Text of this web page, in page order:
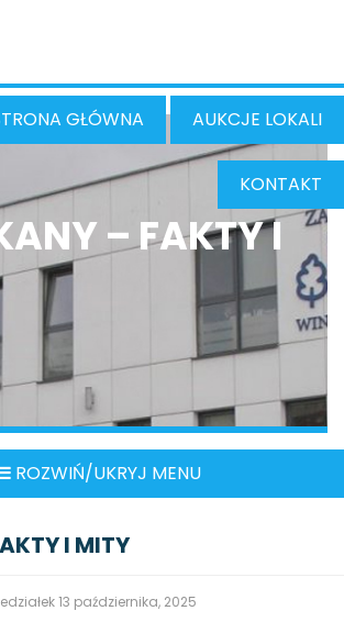
GŁÓWNA AUKCJE LOKALI
KONTAKT
– FAKTY I
ROZWIŃ/UKRYJ MENU
I MITY
13 października, 2025